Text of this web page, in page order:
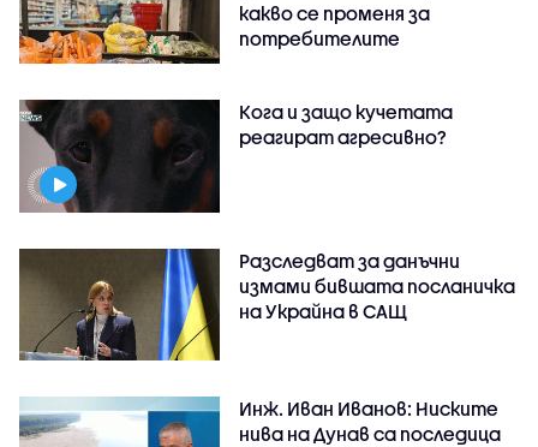
какво се променя за
потребителите
Кога и защо кучетата
реагират агресивно?
Разследват за данъчни
измами бившата посланичка
на Украйна в САЩ
Инж. Иван Иванов: Ниските
нива на Дунав са последица